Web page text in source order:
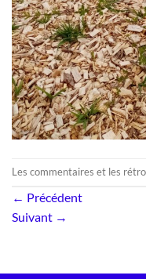
Les commentaires et les
← Précédent
Suivant →